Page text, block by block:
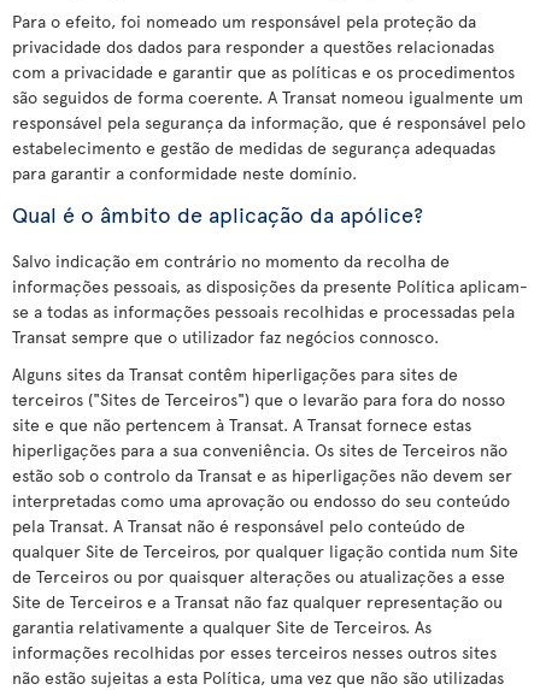
Para o efeito, foi nomeado um responsável pela proteção da
privacidade dos dados para responder a questões relacionadas
com a privacidade e garantir que as políticas e os procedimentos
são seguidos de forma coerente. A Transat nomeou igualmente um
responsável pela segurança da informação, que é responsável pelo
estabelecimento e gestão de medidas de segurança adequadas
para garantir a conformidade neste domínio.
Qual é o âmbito de aplicação da apólice?
Salvo indicação em contrário no momento da recolha de
informações pessoais, as disposições da presente Política aplicam-
se a todas as informações pessoais recolhidas e processadas pela
Transat sempre que o utilizador faz negócios connosco.
Alguns sites da Transat contêm hiperligações para sites de
terceiros ("Sites de Terceiros") que o levarão para fora do nosso
site e que não pertencem à Transat. A Transat fornece estas
hiperligações para a sua conveniência. Os sites de Terceiros não
estão sob o controlo da Transat e as hiperligações não devem ser
interpretadas como uma aprovação ou endosso do seu conteúdo
pela Transat. A Transat não é responsável pelo conteúdo de
qualquer Site de Terceiros, por qualquer ligação contida num Site
de Terceiros ou por quaisquer alterações ou atualizações a esse
Site de Terceiros e a Transat não faz qualquer representação ou
garantia relativamente a qualquer Site de Terceiros. As
informações recolhidas por esses terceiros nesses outros sites
não estão sujeitas a esta Política, uma vez que não são utilizadas